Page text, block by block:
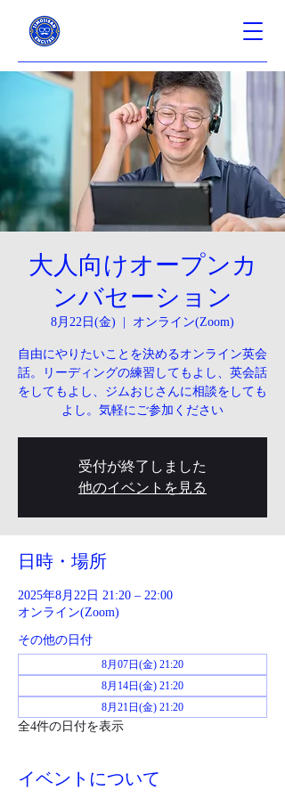
大人向けオープンカ
ンバセーション
8月22日(金) オンライン(Zoom)
自由にやりたいことを決めるオンライン英会
話。リーディングの練習してもよし、英会話
をしてもよし、ジムおじさんに相談をしても
よし。気軽にご参加ください
受付が終了しました
他のイベントを見る
日時・場所
2025年8月22日 21:20 – 22:00
オンライン(Zoom)
その他の日付
8月07日(金) 21:20
8月14日(金) 21:20
8月21日(金) 21:20
全4件の日付を表示
イベントについて